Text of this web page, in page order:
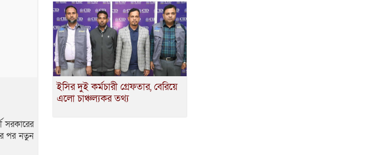
সরকারের
পর নতুন
ইসির দুই কর্মচারী গ্রেফতার, বেরিয়ে
এলো চাঞ্চল্যকর তথ্য